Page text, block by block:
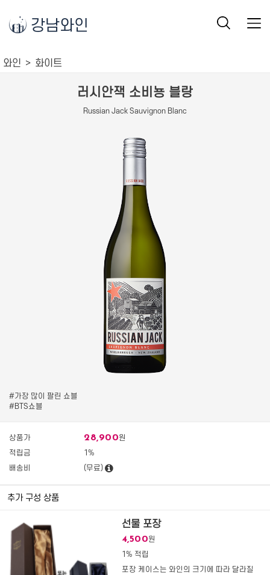
강남와인
와인 화이트
러시안잭 소비뇽 블랑
Russian Jack Sauvignon Blanc
#가장 많이 팔린 쇼블
#BTS쇼블
상품가 28,900원
적립금
1%
배송비
(무료)
추가 구성 상품
선물 포장
4,500원
1% 적립
포장 케이스는 와인의 크기에 따라 달라질